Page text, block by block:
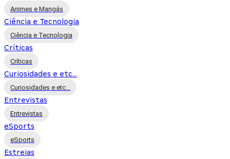
Animes e Mangás
Ciência e Tecnologia
Ciência e Tecnologia
Críticas
Críticas
Curiosidades e etc...
Curiosidades e etc...
Entrevistas
Entrevistas
eSports
eSports
Estreias